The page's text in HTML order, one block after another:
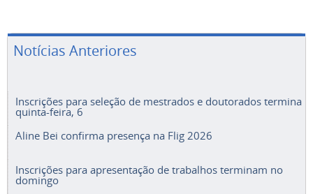
Notícias Anteriores
Inscrições para seleção de mestrados e doutorados termina
quinta-feira, 6
Aline Bei confirma presença na Flig 2026
Inscrições para apresentação de trabalhos terminam no
domingo